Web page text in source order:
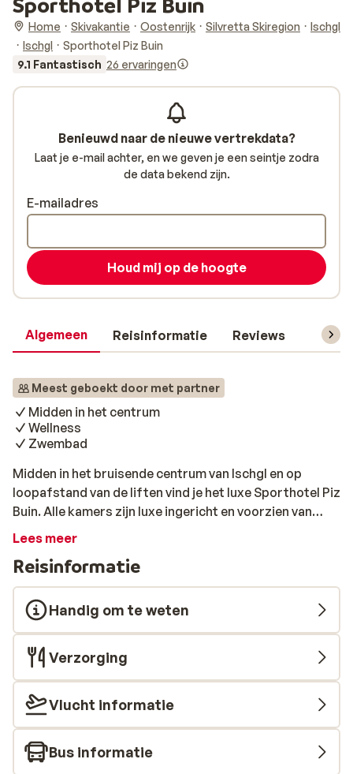
Home Skivakantie Oostenrijk Silvretta Skiregion
Ischgl
Ischgl
Sporthotel Piz Buin
9.1 Fantastisch 26 ervaringen
Algemeen Reisinformatie Reviews
Meest geboekt door met partner
Midden in het centrum
Wellness
Zwembad
Midden in het bruisende centrum van Ischgl en op
loopafstand van de liften vind je het luxe Sporthotel Piz
Buin. Alle kamers zijn luxe ingericht en voorzien van
zeer comfortabele bedden en een moderne badkamer.
wellness center met o.a. een verwarmd binnenbad waar
je na een inspannende dag heerlijk kan relaxen.
Lees meer
Reisinformatie
Handig om te weten
Verzorging
Vlucht informatie
Bus informatie
Benieuwd naar de nieuwe vertrekdata?
Laat je e-mail achter, en we geven je een seintje zodra
de data bekend zijn.
E-mailadres
Houd mij op de hoogte